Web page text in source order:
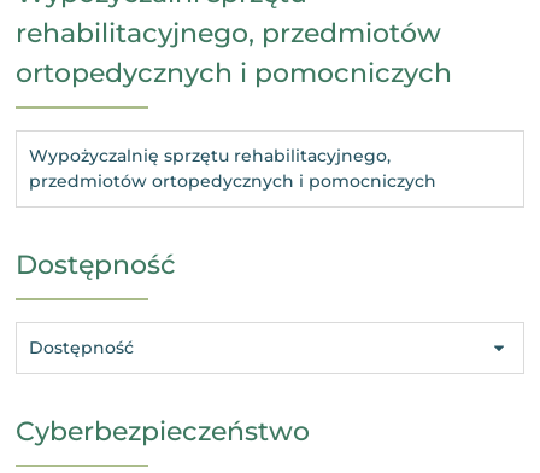
rehabilitacyjnego, przedmiotów
ortopedycznych i pomocniczych
Wypożyczalnię sprzętu rehabilitacyjnego,
przedmiotów ortopedycznych i pomocniczych
Dostępność
Dostępność
Cyberbezpieczeństwo